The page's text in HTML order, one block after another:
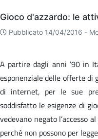
Archivio
Gioco d'azzardo: le
Pubblicato 14/04/2016 -
A partire dagli anni ’90 in
esponenziale delle offerte di
di internet, per le sue
soddisfatto le esigenze di
vedevano negato l’accesso
perché non possono per